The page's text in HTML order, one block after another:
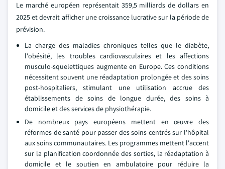
Le marché européen représentait 359,5 milliards de dollars en
2025 et devrait afficher une croissance lucrative sur la période de
prévision.
La charge des maladies chroniques telles que le diabète,
l'obésité, les troubles cardiovasculaires et les affections
musculo-squelettiques augmente en Europe. Ces conditions
nécessitent souvent une réadaptation prolongée et des soins
post-hospitaliers, stimulant une utilisation accrue des
établissements de soins de longue durée, des soins à
domicile et des services de physiothérapie.
De nombreux pays européens mettent en œuvre des
réformes de santé pour passer des soins centrés sur l'hôpital
aux soins communautaires. Les programmes mettent l'accent
sur la planification coordonnée des sorties, la réadaptation à
domicile et le soutien en ambulatoire pour réduire la